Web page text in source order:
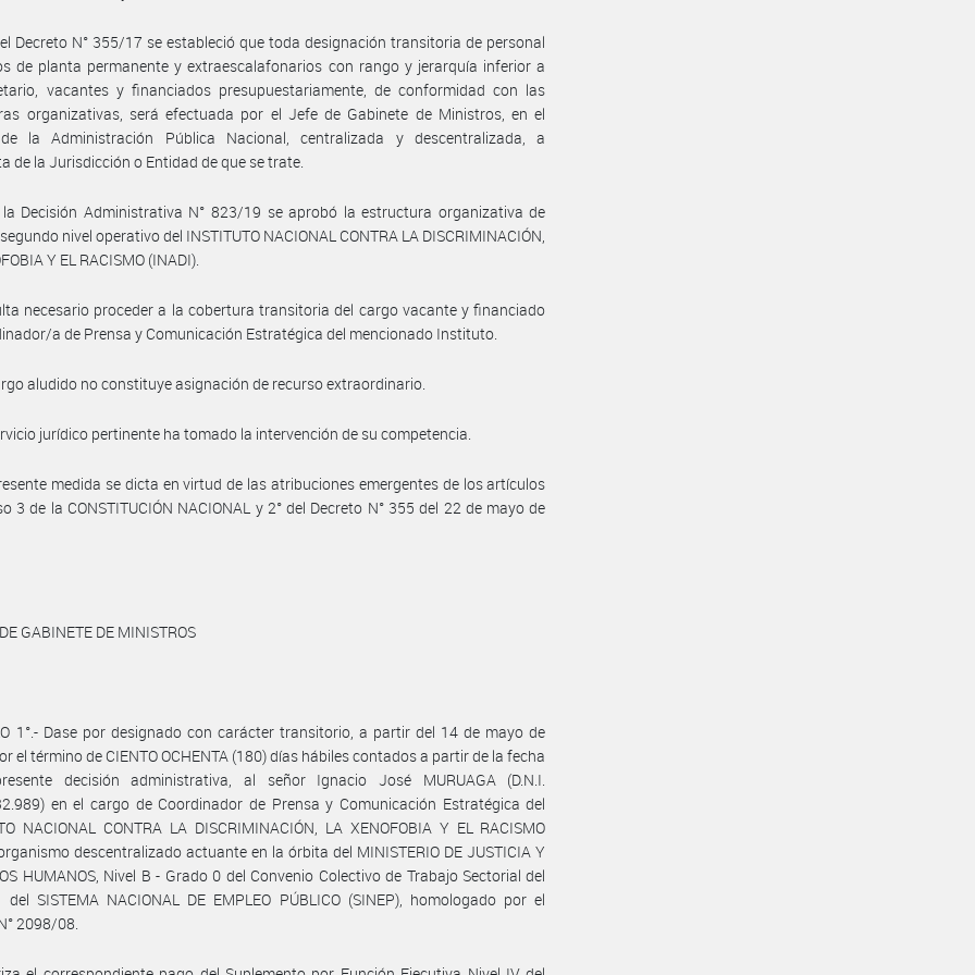
Decreto N° 355/17 se estableció que toda designación transitoria de personal
de planta permanente y extraescalafonarios con rango y jerarquía inferior a
vacantes y financiados presupuestariamente, de conformidad con las
organizativas, será efectuada por el Jefe de Gabinete de Ministros, en el
la Administración Pública Nacional, centralizada y descentralizada, a
de la Jurisdicción o Entidad de que se trate.
Decisión Administrativa N° 823/19 se aprobó la estructura organizativa de
nivel operativo del INSTITUTO NACIONAL CONTRA LA DISCRIMINACIÓN,
Y EL RACISMO (INADI).
necesario proceder a la cobertura transitoria del cargo vacante y financiado
a de Prensa y Comunicación Estratégica del mencionado Instituto.
aludido no constituye asignación de recurso extraordinario.
jurídico pertinente ha tomado la intervención de su competencia.
medida se dicta en virtud de las atribuciones emergentes de los artículos
3 de la CONSTITUCIÓN NACIONAL y 2° del Decreto N° 355 del 22 de mayo de
GABINETE DE MINISTROS
1°.- Dase por designado con carácter transitorio, a partir del 14 de mayo de
el término de CIENTO OCHENTA (180) días hábiles contados a partir de la fecha
decisión administrativa, al señor Ignacio José MURUAGA (D.N.I.
en el cargo de Coordinador de Prensa y Comunicación Estratégica del
NACIONAL CONTRA LA DISCRIMINACIÓN, LA XENOFOBIA Y EL RACISMO
descentralizado actuante en la órbita del MINISTERIO DE JUSTICIA Y
HUMANOS, Nivel B - Grado 0 del Convenio Colectivo de Trabajo Sectorial del
del SISTEMA NACIONAL DE EMPLEO PÚBLICO (SINEP), homologado por el
2098/08.